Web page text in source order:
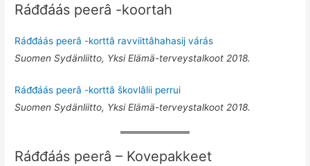
Ráđđáás peerâ -koortah
Ráđđáás peerâ -korttâ ravviittâhahasij várás
Suomen Sydänliitto, Yksi Elämä-terveystalkoot 2018.
Ráđđáás peerâ -korttâ škovlâlii perrui
Suomen Sydänliitto, Yksi Elämä-terveystalkoot 2018.
Ráđđáás peerâ – Kovepakkeet